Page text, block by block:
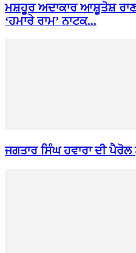
ਮਸ਼ਹੂਰ ਅਦਾਕਾਰ ਆਸ਼ੂਤੋਸ਼
‘ਹਮਾਰੇ ਰਾਮ’ ਨਾਟਕ...
ਜਗਤਾਰ ਸਿੰਘ ਹਵਾਰਾ ਦੀ